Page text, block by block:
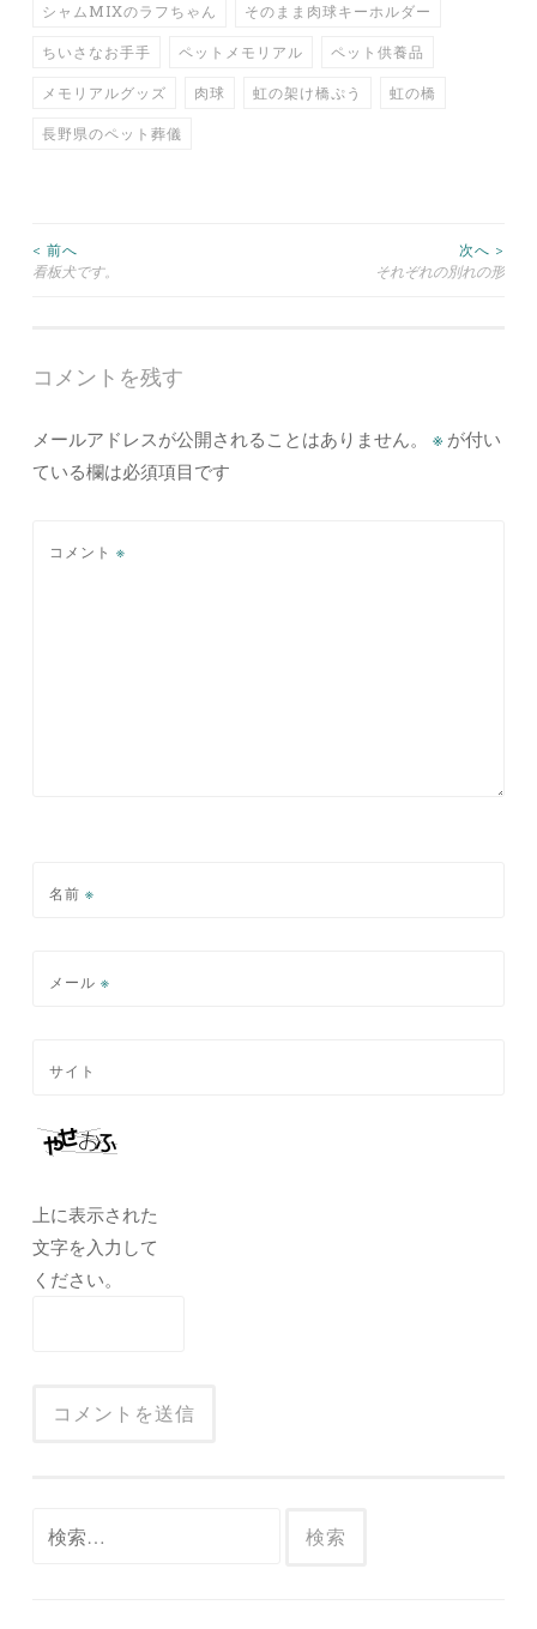
シャムMIXのラフちゃん そのまま肉球キーホルダー
ちいさなお手手 ペットメモリアル ペット供養品
メモリアルグッズ 肉球 虹の架け橋ぷう 虹の橋
長野県のペット葬儀
投
ナ
ゲ
シ
< 前へ
看板犬です。
次へ >
それぞれの別れの形
コメントを残す
メールアドレスが公開されることはありません。 ※ が付い
ている欄は必須項目です
コメント ※
名前 ※
メール ※
サイト
上に表示された
文字を入力して
ください。